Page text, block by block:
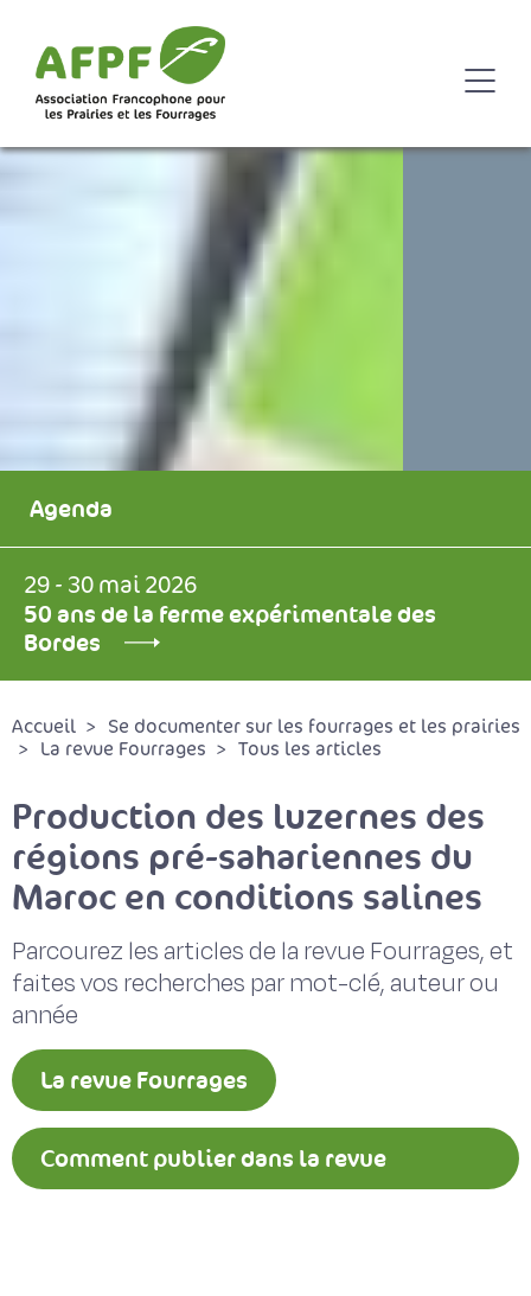
Agenda
29 - 30 mai 2026
50 ans de la ferme expérimentale des
Bordes
Accueil
Se documenter sur les fourrages et les prairies
La revue Fourrages
Tous les articles
Production des luzernes des
régions pré-sahariennes du
Maroc en conditions salines
Parcourez les articles de la revue Fourrages, et
faites vos recherches par mot-clé, auteur ou
année
La revue Fourrages
Comment publier dans la revue